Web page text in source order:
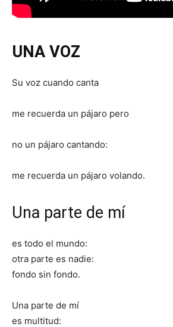
UNA VOZ
Su voz cuando canta
me recuerda un pájaro pero
no un pájaro cantando:
me recuerda un pájaro volando.
Una parte de mí
es todo el mundo:
otra parte es nadie:
fondo sin fondo.
Una parte de mí
es multitud: